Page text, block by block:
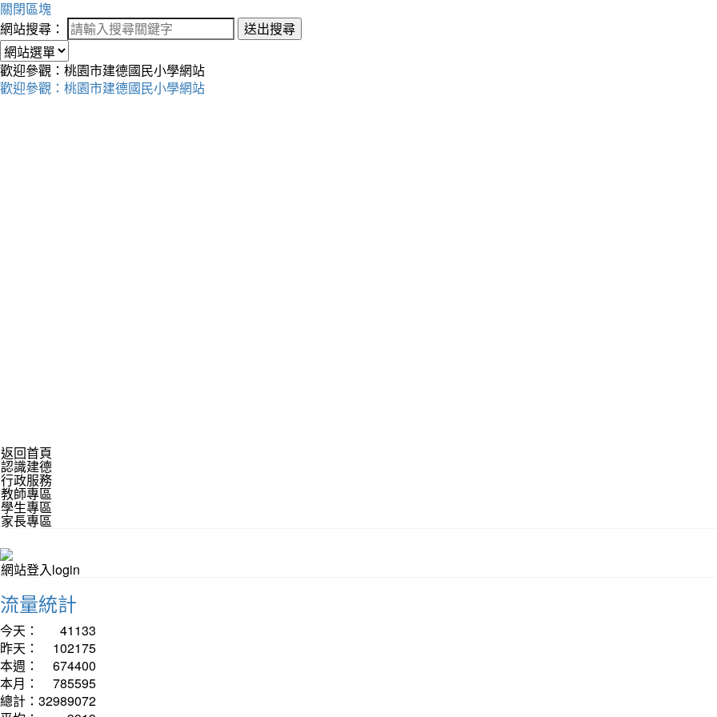
關閉區塊
網站搜尋：
送出搜尋
歡迎參觀：桃園市建德國民小學網站
歡迎參觀：桃園市建德國民小學網站
返回首頁
認識建德
行政服務
教師專區
學生專區
家長專區
網站登入login
流量統計
今天：
41133
昨天：
102175
本週：
674400
本月：
785595
總計： 32989072